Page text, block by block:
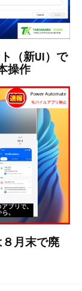
（新UI）で
操作
月末で廃